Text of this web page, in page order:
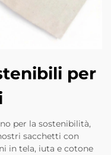
per
per la sostenibilità,
sacchetti con
in tela, iuta e cotone